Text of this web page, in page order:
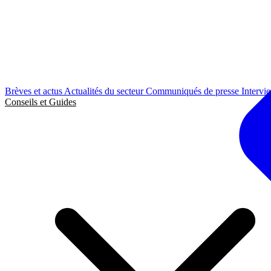
Brèves et actus Actualités du secteurCommuniqués de presse
Conseils et Guides